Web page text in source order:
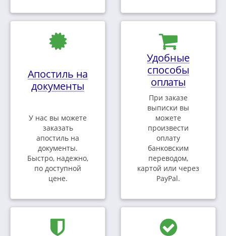
Апостиль на
документы
У нас вы можете
заказать
апостиль на
документы.
Быстро, надежно,
по доступной
цене.
Удобные
способы
оплаты
При заказе
выписки вы
можете
произвести
оплату
банковским
переводом,
картой или через
PayPal.